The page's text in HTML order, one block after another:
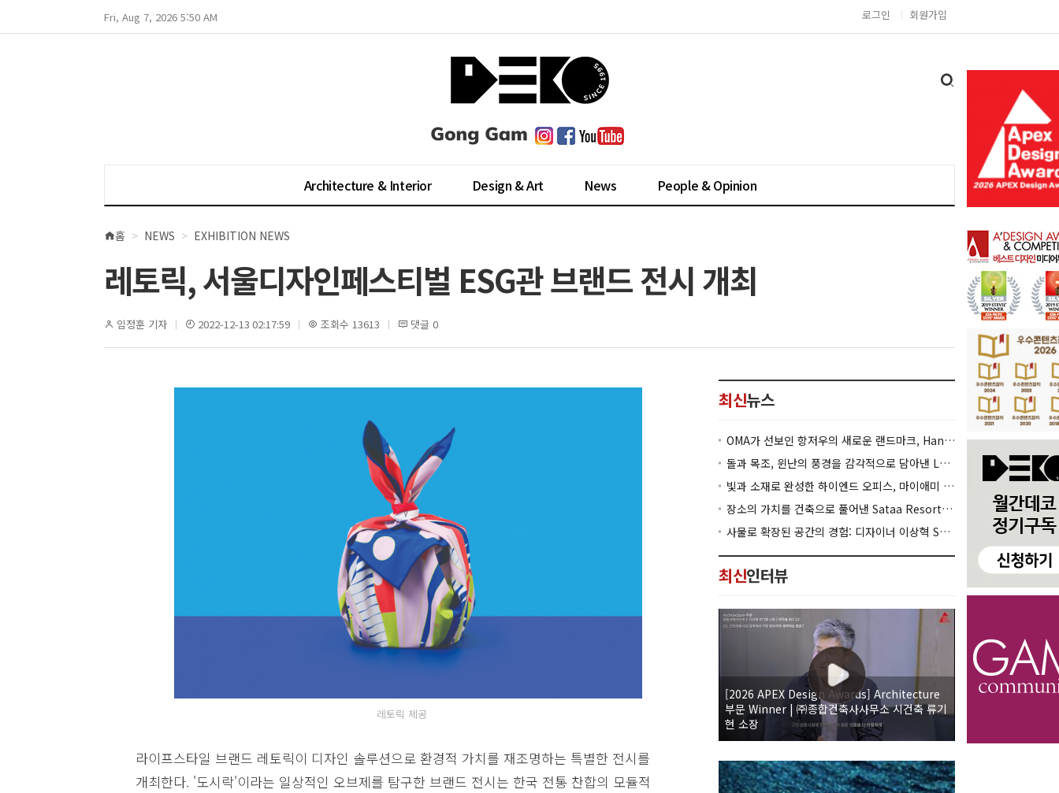
Fri, Aug 7, 2026 5:50 AM 로그인 회원가입
Architecture & Interior Design & Art News People & Opinion
현
위
홈 NEWS EXHIBITION NEWS
레토릭, 서울디자인페스티벌 ESG관 브랜드 전시 개최
임정훈 기자 2022-12-13 02:17:59 조회수 13613 댓글 0
레토릭 제공
라이프스타일 브랜드 레토릭이 디자인 솔루션으로 환경적 가치를 재조명하는 특별한 전시를
개최한다. '도시락'이라는 일상적인 오브제를 탐구한 브랜드 전시는 한국 전통 찬합의 모듈적
최신뉴스
OMA가 선보인 항저우의 새로운 랜드마크, Hangzhou Prism
돌과 목조, 윈난의 풍경을 감각적으로 담아낸 Lan Bistro Yunnan Restaurant
빛과 소재로 완성한 하이엔드 오피스, 마이애미 830 Brickell
장소의 가치를 건축으로 풀어낸 Sataa Resort Nan
사물로 확장된 공간의 경험: 디자이너 이상혁 SANGHYEOK LEE
최신인터뷰
[2026 APEX Design Awards] Architecture
부문 Winner | ㈜종합건축사사무소 시건축 류기
현 소장